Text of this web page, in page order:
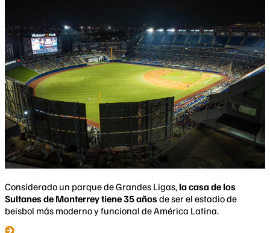
Considerado un parque de Grandes Ligas, la casa de los
Sultanes de Monterrey tiene 35 añosde ser el estadio de
beisbol más moderno y funcional de América Latina.